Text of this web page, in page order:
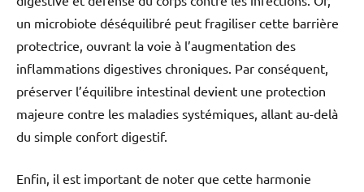
un microbiote déséquilibré peut fragiliser cette barrière
protectrice, ouvrant la voie à l’augmentation des
inflammations digestives chroniques. Par conséquent,
préserver l’équilibre intestinal devient une protection
majeure contre les maladies systémiques, allant au-delà
du simple confort digestif.
Enfin, il est important de noter que cette harmonie